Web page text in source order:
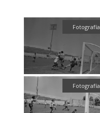
Fotografía
Fotografía